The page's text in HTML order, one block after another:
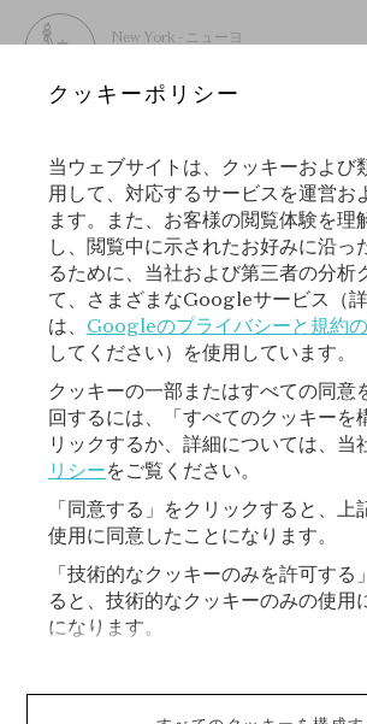
New York - ニューヨ
ニュースレターに登
VAN CLEEF & ARPELS
クッキーポリシー
当ウェブサイトは、クッキーおよび
用して、対応するサービスを運営お
ます。また、お客様の閲覧体験を理
し、閲覧中に示されたお好みに沿っ
るために、当社および第三者の分析
て、さまざまなGoogleサービス（
は、 Googleのプライバシーと規約
してください）を使用しています。
クッキーの一部またはすべての同意
回するには、「すべてのクッキーを
リックするか、詳細については、当
リシーをご覧ください。
「同意する」をクリックすると、上
使用に同意したことになります。
「技術的なクッキーのみを許可する
ると、技術的なクッキーのみの使用
になります。